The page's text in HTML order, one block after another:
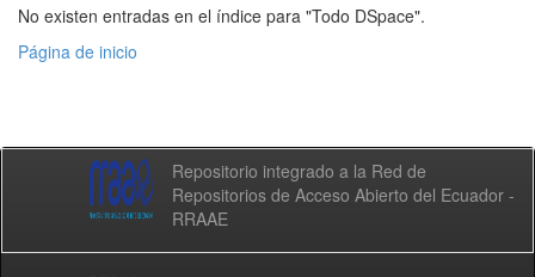
No existen entradas en el índice para "Todo DSpace".
Página de inicio
Repositorio integrado a la Red de
Repositorios de Acceso Abierto del Ecuador -
RRAAE